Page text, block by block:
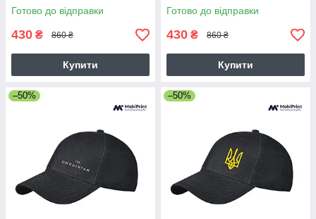
Готово до відправки
430 ₴ 860 ₴
Купити
Готово до відправки
430 ₴ 860 ₴
Купити
–50% –50%